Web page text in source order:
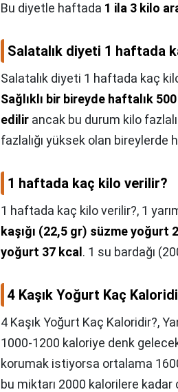
Bu diyetle haftada 1 ila 3 kilo
Salatalık diyeti 1 haftada
Salatalık diyeti 1 haftada kaç
Sağlıklı bir bireyde haftalık
edilir ancak bu durum kilo
fazlalığı yüksek olan bireylerde
1 haftada kaç kilo verilir?
1 haftada kaç kilo verilir?, 1
kaşığı (22,5 gr) süzme yoğurt
yoğurt 37 kcal . 1 su bardağı
4 Kaşık Yoğurt Kaç
4 Kaşık Yoğurt Kaç Kaloridir?,
1000-1200 kaloriye denk
korumak istiyorsa ortalama
bu miktarı 2000 kalorilere kadar